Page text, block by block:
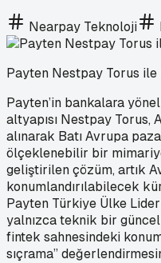
Nearpay Teknoloji
Payten Nestpay Torus
Payten’in bankalara
altyapısı Nestpay Torus,
alınarak Batı Avrupa
ölçeklenebilir bir
geliştirilen çözüm, artık
konumlandırılabilecek
Payten Türkiye Ülke
yalnızca teknik bir
fintek sahnesindeki
sıçrama”